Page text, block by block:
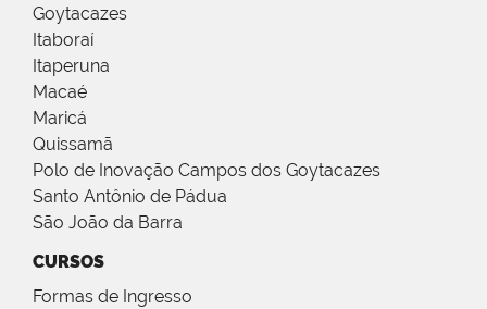
Goytacazes
Itaboraí
Itaperuna
Macaé
Maricá
Quissamã
Polo de Inovação Campos dos Goytacazes
Santo Antônio de Pádua
São João da Barra
CURSOS
Formas de Ingresso